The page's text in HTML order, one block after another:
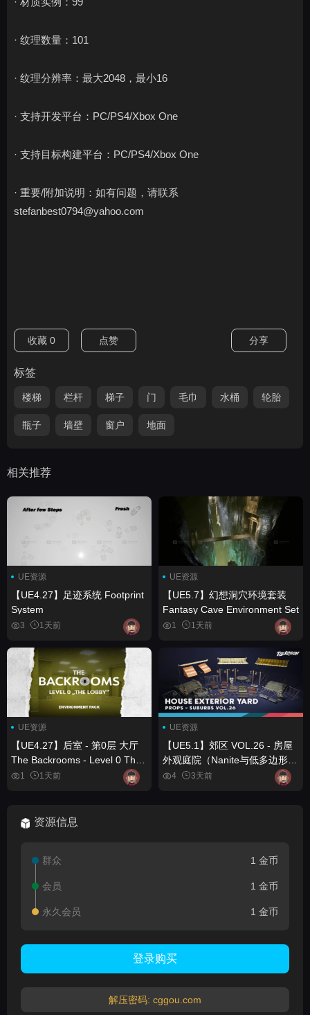
· 纹理数量：101
· 纹理分辨率：最大2048，最小16
· 支持开发平台：PC/PS4/Xbox One
· 支持目标构建平台：PC/PS4/Xbox One
· 重要/附加说明：如有问题，请联系
stefanbest0794@yahoo.com
收藏 0 点赞 分享
标签
楼梯 栏杆 梯子 门 毛巾 水桶 轮胎
瓶子 墙壁 窗户 地面
相关推荐
UE资源
【UE4.27】足迹系统 Footprint
System
3 1天前
UE资源
【UE5.7】幻想洞穴环境套装
Fantasy Cave Environment Set
1 1天前
UE资源
【UE4.27】后室 - 第0层 大厅
The Backrooms - Level 0 The
Lobby
1 1天前
UE资源
【UE5.1】郊区 VOL.26 - 房屋
外观庭院（Nanite与低多边形）
Suburbs VOL.26 - House
Exterior Yard (Nanite and Low
4 3天前
资源信息
群众 1 金币
会员 1 金币
永久会员 1 金币
登录购买
解压密码: cggou.com